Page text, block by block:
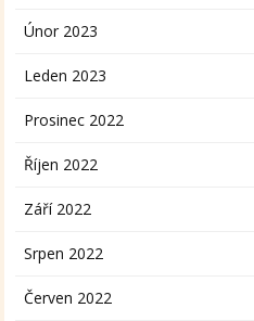
Únor 2023
Leden 2023
Prosinec 2022
Říjen 2022
Září 2022
Srpen 2022
Červen 2022